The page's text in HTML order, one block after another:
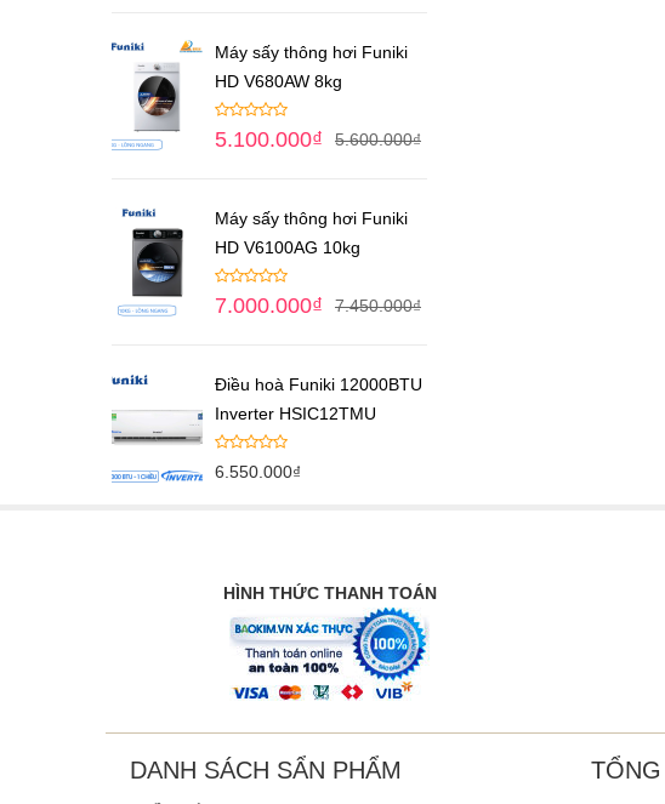
Máy sấy thông hơi Funiki
HD V680AW 8kg
5.600.000₫
5.100.000₫
Máy sấy thông hơi Funiki
HD V6100AG 10kg
7.450.000₫
7.000.000₫
Điều hoà Funiki 12000BTU
Inverter HSIC12TMU
6.550.000₫
HÌNH THỨC THANH TOÁN
DANH SÁCH SẨN PHẨM